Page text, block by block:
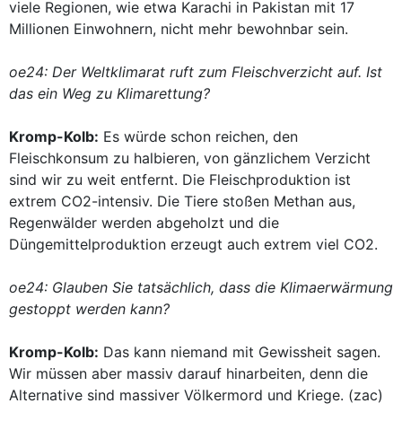
viele Regionen, wie etwa Karachi in Pakistan mit 17
Millionen Einwohnern, nicht mehr bewohnbar sein.
oe24: Der Weltklimarat ruft zum Fleischverzicht auf. Ist
das ein Weg zu Klimarettung?
Kromp-Kolb: Es würde schon reichen, den
Fleischkonsum zu halbieren, von gänzlichem Verzicht
sind wir zu weit entfernt. Die Fleischproduktion ist
extrem CO2-intensiv. Die Tiere stoßen Methan aus,
Regenwälder werden abgeholzt und die
Düngemittelproduktion erzeugt auch extrem viel CO2.
oe24: Glauben Sie tatsächlich, dass die Klimaerwärmung
gestoppt werden kann?
Kromp-Kolb: Das kann niemand mit Gewissheit sagen.
Wir müssen aber massiv darauf hinarbeiten, denn die
Alternative sind massiver Völkermord und Kriege. (zac)